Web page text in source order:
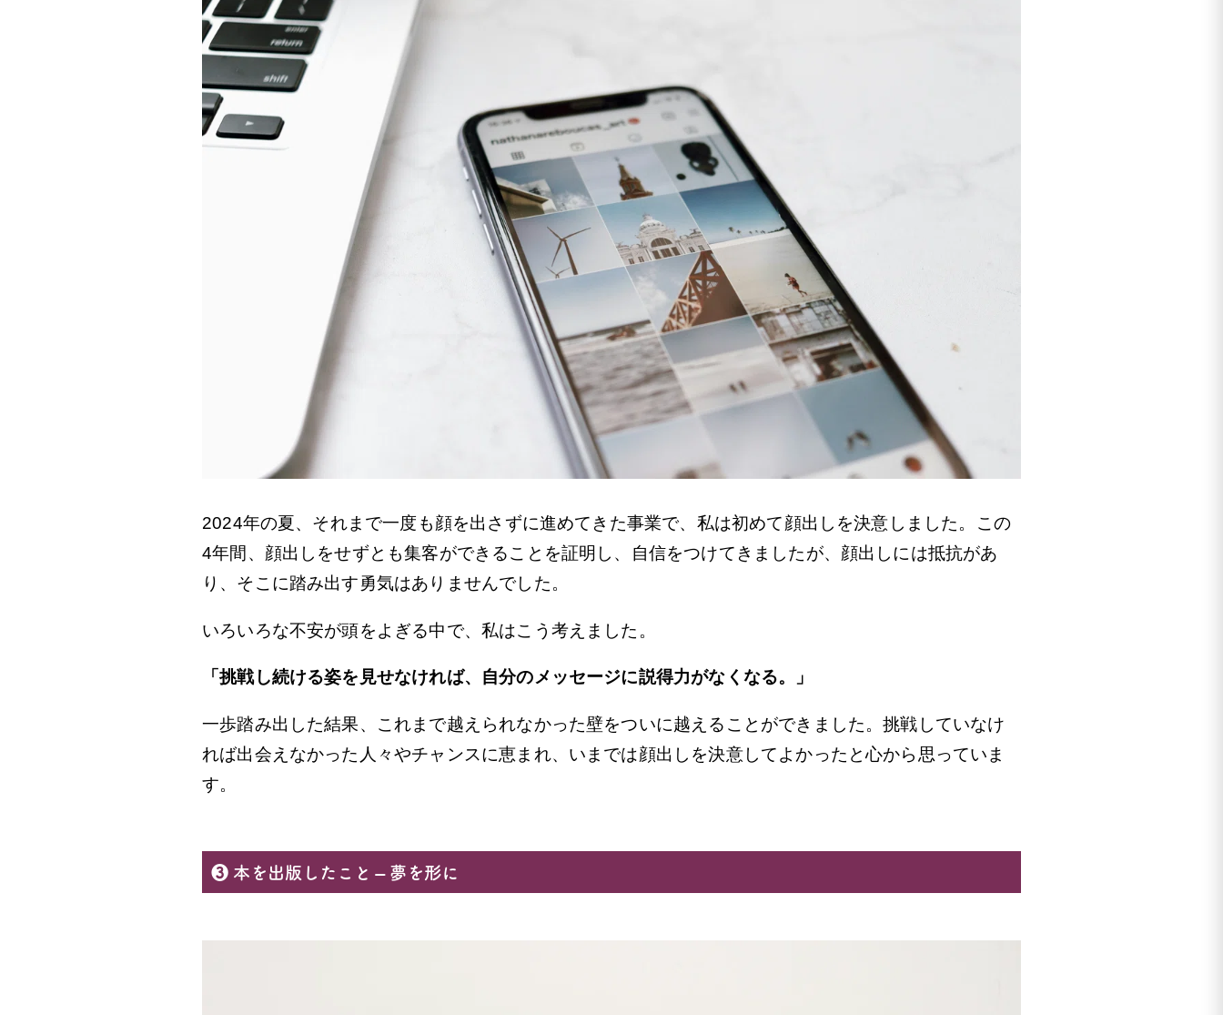
2024年の夏、それまで一度も顔を出さずに進めてきた事業で、私は初めて顔出しを決意しました。この
4年間、顔出しをせずとも集客ができることを証明し、自信をつけてきましたが、顔出しには抵抗があ
り、そこに踏み出す勇気はありませんでした。
いろいろな不安が頭をよぎる中で、私はこう考えました。
「挑戦し続ける姿を見せなければ、自分のメッセージに説得力がなくなる。」
一歩踏み出した結果、これまで越えられなかった壁をついに越えることができました。挑戦していなけ
れば出会えなかった人々やチャンスに恵まれ、いまでは顔出しを決意してよかったと心から思っていま
す。
❸ 本を出版したこと – 夢を形に